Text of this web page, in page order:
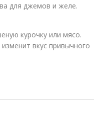
для джемов и желе.
курочку или мясо.
вкус привычного